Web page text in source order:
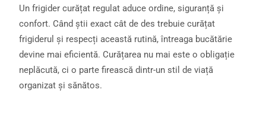
Un frigider curățat regulat aduce ordine, siguranță și
confort. Când știi exact cât de des trebuie curățat
frigiderul și respecți această rutină, întreaga bucătărie
devine mai eficientă. Curățarea nu mai este o obligație
neplăcută, ci o parte firească dintr-un stil de viață
organizat și sănătos.